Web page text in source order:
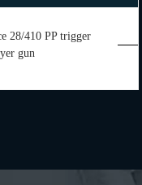
28/410 PP trigger
gun